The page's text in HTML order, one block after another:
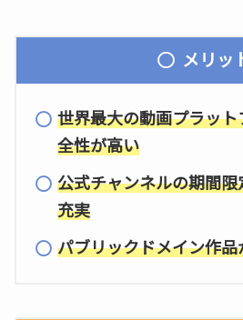
メリッ
世界最大の動画プラット
全性が高い
公式チャンネルの期間限
充実
パブリックドメイン作品